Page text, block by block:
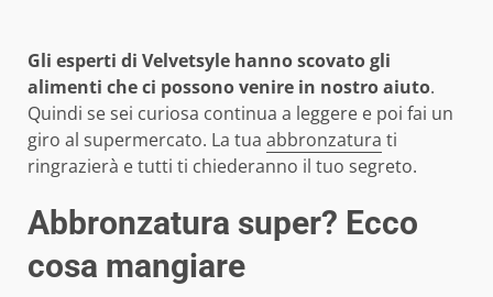
Gli esperti di Velvetsyle hanno scovato gli
alimenti che ci possono venire in nostro aiuto.
Quindi se sei curiosa continua a leggere e poi fai un
giro al supermercato. La tua abbronzatura ti
ringrazierà e tutti ti chiederanno il tuo segreto.
Abbronzatura super? Ecco
cosa mangiare